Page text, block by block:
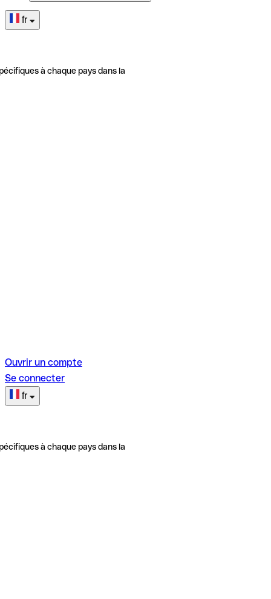
fr
à chaque pays dans la
Ouvrir un compte
Se connecter
fr
à chaque pays dans la